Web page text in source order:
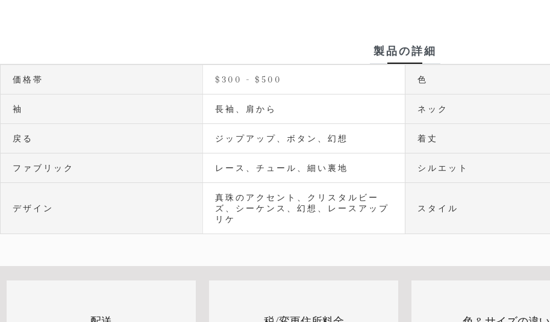
製品の詳細
価格帯 $300 - $500 色
袖 長袖、肩から ネック
戻る ジップアップ、ボタン、幻想 着丈
ファブリック レース、チュール、細い裏地 シルエット
デザイン
真珠のアクセント、クリスタルビー
ズ、シーケンス、幻想、レースアップ
リケ
スタイル